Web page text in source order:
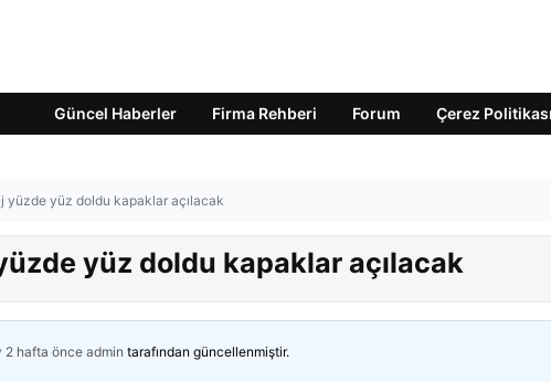
Güncel Haberler Firma Rehberi Forum Çerez Politikası
yüzde yüz doldu kapaklar açılacak
yüz doldu kapaklar açılacak
2 hafta önceadmin tarafından güncellenmiştir.